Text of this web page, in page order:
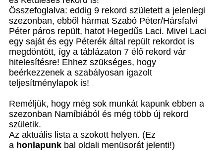
Összefoglalva: eddig 9 rekord született a jelenlegi
szezonban, ebből hármat Szabó Péter/Hársfalvi
Péter páros repült, hatot Hegedűs Laci. Mivel Laci
egy saját és egy Péterék által repült rekordot is
megdöntött, így a táblázaton 7 élő rekord vár
hitelesítésre! Ehhez szükséges, hogy
beérkezzenek a szabályosan igazolt
teljesítménylapok is!
Reméljük, hogy még sok munkát kapunk ebben a
szezonban Namíbiából és még több új rekord
születik.
Az aktuális lista a szokott helyen. (Ez
a honlapunk bal oldali menüsorát jelenti!)